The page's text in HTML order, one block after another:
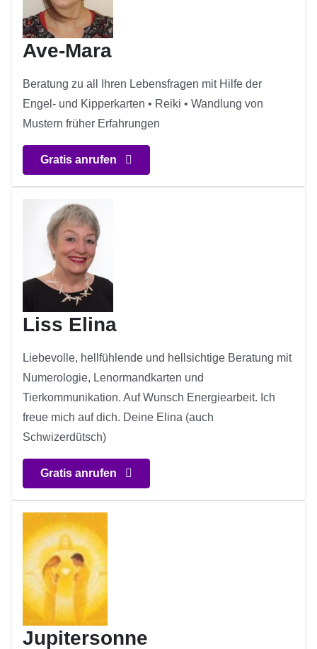
Ave-Mara
Beratung zu all Ihren Lebensfragen mit Hilfe der
Engel- und Kipperkarten • Reiki • Wandlung von
Mustern früher Erfahrungen
Gratis anrufen
Liss Elina
Liebevolle, hellfühlende und hellsichtige Beratung mit
Numerologie, Lenormandkarten und
Tierkommunikation. Auf Wunsch Energiearbeit. Ich
freue mich auf dich. Deine Elina (auch
Schwizerdütsch)
Gratis anrufen
Jupitersonne